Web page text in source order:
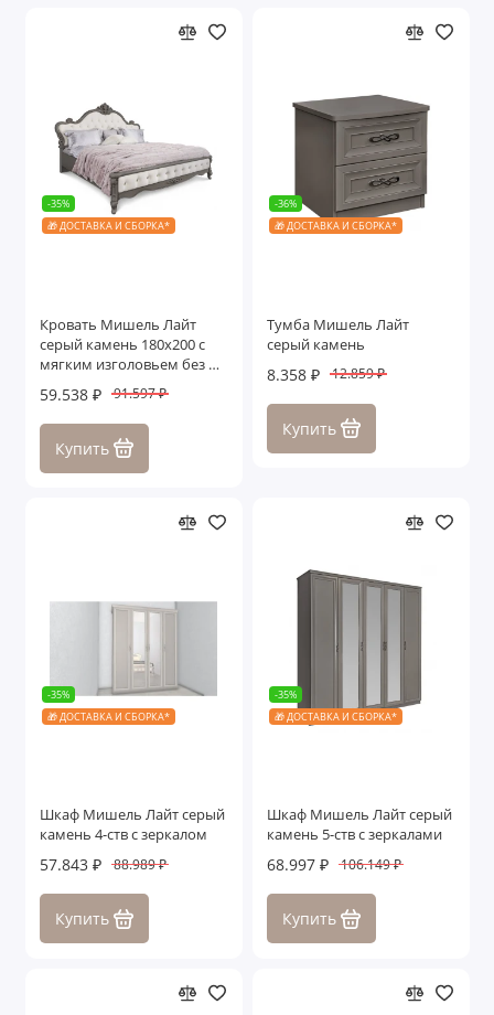
-35%
🎁 ДОСТАВКА И СБОРКА*
Кровать Мишель Лайт
серый камень 180х200 с
мягким изголовьем без п/
59.538 ₽ 91.597 ₽
Купить
-36%
🎁 ДОСТАВКА И СБОРКА*
Тумба Мишель Лайт
серый камень
8.358 ₽ 12.859 ₽
Купить
-35%
🎁 ДОСТАВКА И СБОРКА*
Шкаф Мишель Лайт серый
камень 4-ств с зеркалом
57.843 ₽ 88.989 ₽
Купить
-35%
🎁 ДОСТАВКА И СБОРКА*
Шкаф Мишель Лайт серый
камень 5-ств с зеркалами
68.997 ₽ 106.149 ₽
Купить